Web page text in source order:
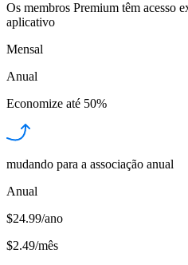
Os membros Premium têm acesso
aplicativo
Mensal
Anual
Economize até 50%
mudando para a associação anual
Anual
$24.99/ano
$2.49/mês